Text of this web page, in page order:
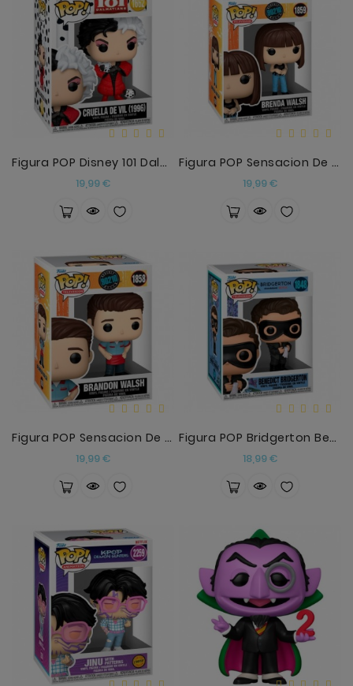
Figura POP Disney 101 Dalmatas Cruella De Vil (199
19,99 €Precio
Figura POP Sensacion De Vivir Brenda Walsh
19,99 €Precio
Figura POP Sensacion De Vivir Brandon Walsh
19,99 €Precio
Figura POP Bridgerton Benedict Bridgerton
18,99 €Precio